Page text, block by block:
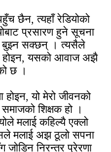
छैन, त्यहाँ रेडियोको
प्रसारण हुने सूचना
बुझ्न सक्छन् । त्यसैले
होइन, यसको आवाज अझै
छ ।
होइन, यो मेरो जीवनको
शिक्षक हो ।
मलाई कहिल्यै एक्लो
मलाई अझ ठूलो सपना
निरन्तर प्रेरणा